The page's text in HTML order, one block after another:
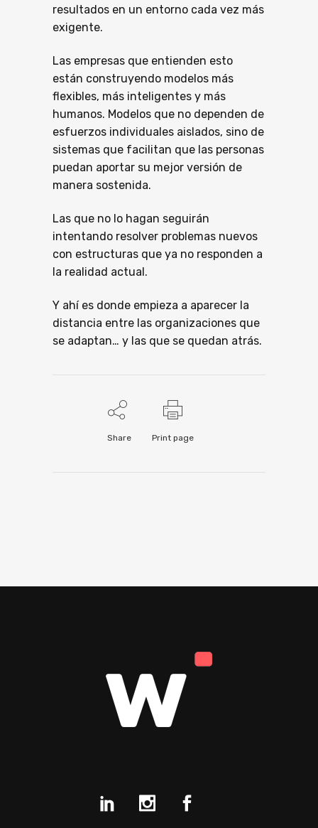
resultados en un entorno cada vez más
exigente.
Las empresas que entienden esto
están construyendo modelos más
flexibles, más inteligentes y más
humanos. Modelos que no dependen de
esfuerzos individuales aislados, sino de
sistemas que facilitan que las personas
puedan aportar su mejor versión de
manera sostenida.
Las que no lo hagan seguirán
intentando resolver problemas nuevos
con estructuras que ya no responden a
la realidad actual.
Y ahí es donde empieza a aparecer la
distancia entre las organizaciones que
se adaptan… y las que se quedan atrás.
Share Print page